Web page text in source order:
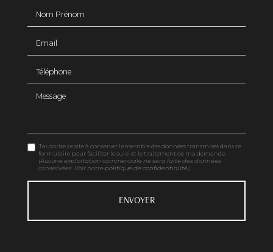
Message
J'autorise ce site à conserver l'ensemble des données transmises dans ce
formulaire pour faciliter le suivi et le traitement de ma demande.
(Aucune exploitation commerciale ne sera faite des données
conservées. Voir notre politique de confidentialité)